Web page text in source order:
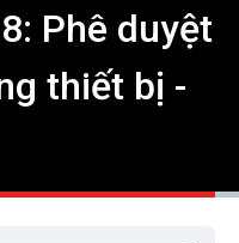
Phê duyệt
thiết bị -